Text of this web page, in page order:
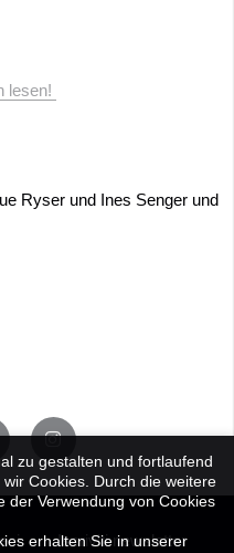
lesen!
Ryser und Ines Senger und
Iscriviti newsletter
zu gestalten und fortlaufend
Cookies. Durch die weitere
der Verwendung von Cookies
erhalten Sie in unserer